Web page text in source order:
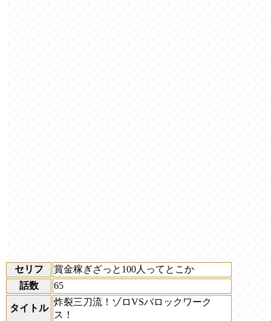
セリフ
賞金稼ぎざっと100人ってとこか
話数
65
タイトル
炸裂三刀流！ゾロVSバロックワーク
ス！